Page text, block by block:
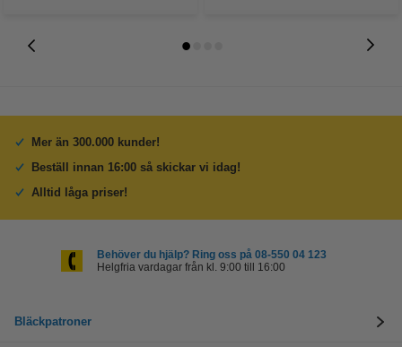
Mer än 300.000 kunder!
Beställ innan 16:00 så skickar vi idag!
Alltid låga priser!
Behöver du hjälp? Ring oss på 08-550 04 123
Helgfria vardagar från kl. 9:00 till 16:00
Bläckpatroner